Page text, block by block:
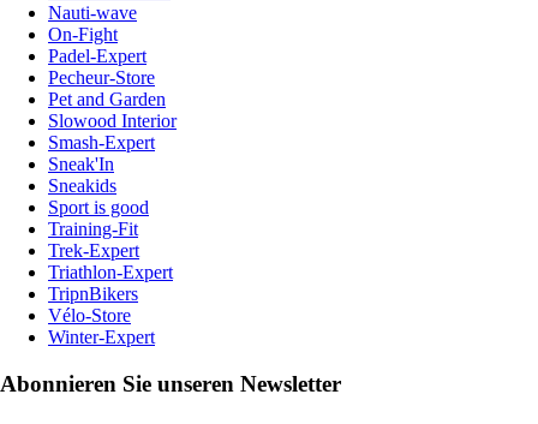
Nauti-wave
On-Fight
Padel-Expert
Pecheur-Store
Pet and Garden
Slowood Interior
Smash-Expert
Sneak'In
Sneakids
Sport is good
Training-Fit
Trek-Expert
Triathlon-Expert
TripnBikers
Vélo-Store
Winter-Expert
Abonnieren Sie unseren Newsletter